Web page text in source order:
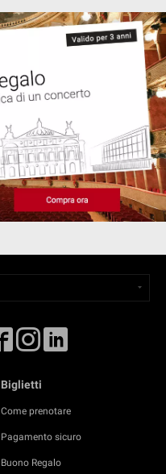
Biglietti
Come prenotare
Pagamento sicuro
Buono Regalo